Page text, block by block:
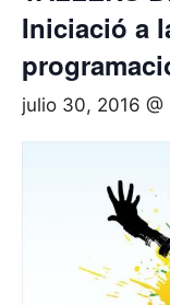
Iniciació a
julio 30, 2016 @